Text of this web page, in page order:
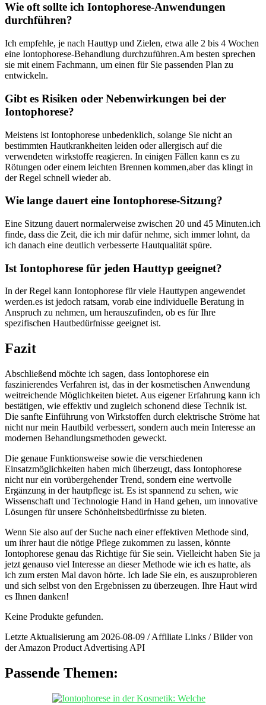
Wie oft sollte ich Iontophorese-Anwendungen
durchführen?
Ich empfehle, je nach Hauttyp und Zielen, etwa alle 2 bis 4 Wochen
eine Iontophorese-Behandlung durchzuführen.Am besten sprechen
sie mit einem Fachmann, um einen für Sie passenden Plan zu
entwickeln.
Gibt es Risiken oder Nebenwirkungen bei der
Iontophorese?
Meistens ist Iontophorese unbedenklich, solange Sie nicht an
bestimmten Hautkrankheiten leiden oder allergisch auf die
verwendeten wirkstoffe reagieren. In einigen Fällen kann es zu
Rötungen oder einem leichten Brennen kommen,aber das klingt in
der Regel schnell wieder ab.
Wie lange dauert eine Iontophorese-Sitzung?
Eine Sitzung dauert normalerweise zwischen 20 und 45 Minuten.ich
finde, dass die Zeit, die ich mir dafür nehme, sich immer lohnt, da
ich danach eine deutlich verbesserte Hautqualität spüre.
Ist Iontophorese für jeden Hauttyp geeignet?
In der Regel kann Iontophorese für viele Hauttypen angewendet
werden.es ist jedoch ratsam, vorab eine individuelle Beratung in
Anspruch zu nehmen, um herauszufinden, ob es für Ihre
spezifischen Hautbedürfnisse geeignet ist.
Fazit
Abschließend möchte ich sagen, dass Iontophorese ein
faszinierendes Verfahren ist, das in der kosmetischen Anwendung
weitreichende Möglichkeiten bietet. Aus eigener Erfahrung kann ich
bestätigen, wie effektiv und zugleich schonend diese Technik ist.
Die sanfte Einführung von Wirkstoffen durch elektrische Ströme hat
nicht nur mein Hautbild verbessert, sondern auch mein Interesse an
modernen Behandlungsmethoden geweckt.
Die genaue Funktionsweise sowie die verschiedenen
Einsatzmöglichkeiten haben mich überzeugt, dass Iontophorese
nicht nur ein vorübergehender Trend, sondern eine wertvolle
Ergänzung in der hautpflege ist. Es ist spannend zu sehen, wie
Wissenschaft und Technologie Hand in Hand gehen, um innovative
Lösungen für unsere Schönheitsbedürfnisse zu bieten.
Wenn Sie also auf der Suche nach einer effektiven Methode sind,
um ihrer haut die nötige Pflege zukommen zu lassen, könnte
Iontophorese genau das Richtige für Sie sein. Vielleicht haben Sie ja
jetzt genauso viel Interesse an dieser Methode wie ich es hatte, als
ich zum ersten Mal davon hörte. Ich lade Sie ein, es auszuprobieren
und sich selbst von den Ergebnissen zu überzeugen. Ihre Haut wird
es Ihnen danken!
Keine Produkte gefunden.
Letzte Aktualisierung am 2026-08-09 / Affiliate Links / Bilder von
der Amazon Product Advertising API
Passende Themen: